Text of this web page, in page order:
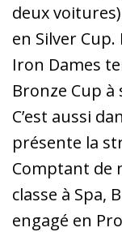
deux
en Silver Cup.
Iron Dames
Bronze Cup à
C’est aussi
présente la
Comptant de
classe à Spa,
engagé en